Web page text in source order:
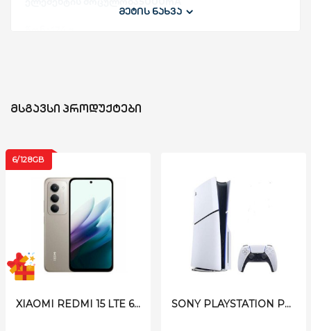
ეკრანის გაფართოება720*1280
წინა კამერა5 MP
მეტის ნახვა
ᲛᲡᲒᲐᲕᲡᲘ ᲞᲠᲝᲓᲣᲥᲢᲔᲑᲘ
6/128GB
XIAOMI REDMI 15 LTE 6/128GB TITANIUM GREY SONY PLAYSTATION PS5 SLIM 1TB - DISC VERSION